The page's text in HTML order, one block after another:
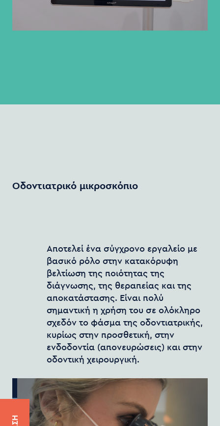
Οδοντιατρικό μικροσκόπιο
Αποτελεί ένα σύγχρονο εργαλείο με
βασικό ρόλο στην κατακόρυφη
βελτίωση της ποιότητας της
διάγνωσης, της θεραπείας και της
αποκατάστασης. Είναι πολύ
σημαντική η χρήση του σε ολόκληρο
σχεδόν το φάσμα της οδοντιατρικής,
κυρίως στην προσθετική, στην
ενδοδοντία (απονευρώσεις) και στην
οδοντική χειρουργική.